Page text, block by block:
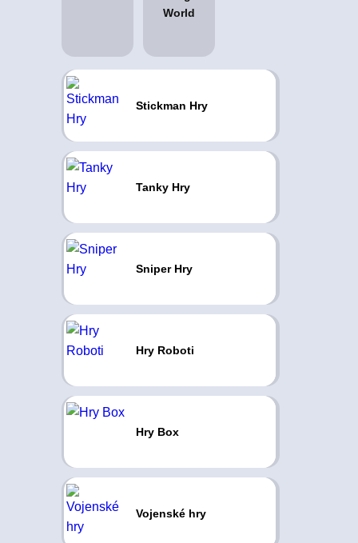
Stickman Hry
Tanky Hry
Sniper Hry
Hry Roboti
Hry Box
Vojenské hry